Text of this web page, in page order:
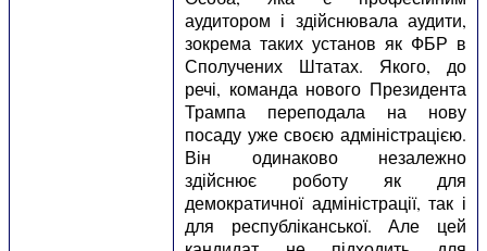
аудитором і здійснювала аудити,
зокрема таких установ як ФБР в
Сполучених Штатах. Якого, до
речі, команда нового Президента
Трампа переподала на нову
посаду уже своєю адміністрацією.
Він одинаково незалежно
здійснює роботу як для
демократичної адміністрації, так і
для республіканської. Але цей